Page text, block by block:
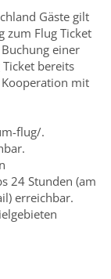
Gäste gilt
zum Flug Ticket
einer
bereits
mit
flug/.
24 Stunden (am
erreichbar.